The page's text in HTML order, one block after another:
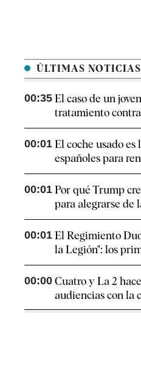
ÚLTIMAS NOTICIAS
00:35 El caso de un
tratamiento
00:01 El coche usado
españoles para
00:01 Por qué Trump
para alegrarse de
00:01 El Regimiento
la Legión": los
00:00 Cuatro y La 2
audiencias con la